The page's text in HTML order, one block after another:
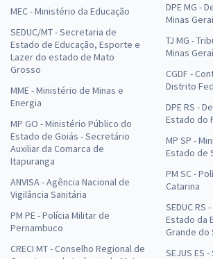
Prefeitura de Catalão - GO - FMS - Odontólogo
ou 12x de
R$19,99
Economize R$ 59,98 (-20%)
Comprar
Prefeitura de Catalão - GO - FMS -
Odontólogo Cirurgião (Pós-
R$ 239,92
à vista
R$19,99
Economize R$ 59,98 (-
Comprar
MEC - Ministério da Educação
SEDUC/MT - Secretaria de
Estado de Educação, Esporte e
Lazer do estado de Mato
Grosso
MME - Ministério de Minas e
Energia
MP GO - Ministério Público do
Estado de Goiás - Secretário
Auxiliar da Comarca de
Itapuranga
ANVISA - Agência Nacional de
Vigilância Sanitária
PM PE - Polícia Militar de
Pernambuco
CRECI MT - Conselho Regional de
DPE MG -
Minas
TJ MG -
Minas
CGDF -
Distrito
DPE RS -
Estado do
MP SP -
Estado de
PM SC -
Catarina
SEDUC
Estado da
Grande do
SEJUS ES